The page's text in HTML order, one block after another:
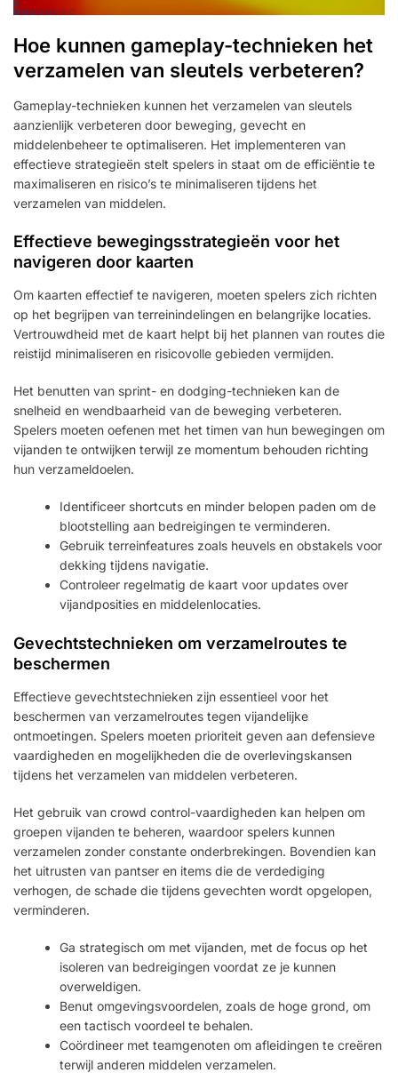
Hoe kunnen gameplay-technieken het
verzamelen van sleutels verbeteren?
Gameplay-technieken kunnen het verzamelen van sleutels
aanzienlijk verbeteren door beweging, gevecht en
middelenbeheer te optimaliseren. Het implementeren van
effectieve strategieën stelt spelers in staat om de efficiëntie te
maximaliseren en risico’s te minimaliseren tijdens het
verzamelen van middelen.
Effectieve bewegingsstrategieën voor het
navigeren door kaarten
Om kaarten effectief te navigeren, moeten spelers zich richten
op het begrijpen van terreinindelingen en belangrijke locaties.
Vertrouwdheid met de kaart helpt bij het plannen van routes die
reistijd minimaliseren en risicovolle gebieden vermijden.
Het benutten van sprint- en dodging-technieken kan de
snelheid en wendbaarheid van de beweging verbeteren.
Spelers moeten oefenen met het timen van hun bewegingen om
vijanden te ontwijken terwijl ze momentum behouden richting
hun verzameldoelen.
Identificeer shortcuts en minder belopen paden om de
blootstelling aan bedreigingen te verminderen.
Gebruik terreinfeatures zoals heuvels en obstakels voor
dekking tijdens navigatie.
Controleer regelmatig de kaart voor updates over
vijandposities en middelenlocaties.
Gevechtstechnieken om verzamelroutes te
beschermen
Effectieve gevechtstechnieken zijn essentieel voor het
beschermen van verzamelroutes tegen vijandelijke
ontmoetingen. Spelers moeten prioriteit geven aan defensieve
vaardigheden en mogelijkheden die de overlevingskansen
tijdens het verzamelen van middelen verbeteren.
Het gebruik van crowd control-vaardigheden kan helpen om
groepen vijanden te beheren, waardoor spelers kunnen
verzamelen zonder constante onderbrekingen. Bovendien kan
het uitrusten van pantser en items die de verdediging
verhogen, de schade die tijdens gevechten wordt opgelopen,
verminderen.
Ga strategisch om met vijanden, met de focus op het
isoleren van bedreigingen voordat ze je kunnen
overweldigen.
Benut omgevingsvoordelen, zoals de hoge grond, om
een tactisch voordeel te behalen.
Coördineer met teamgenoten om afleidingen te creëren
terwijl anderen middelen verzamelen.